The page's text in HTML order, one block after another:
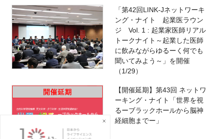
「第42回LINK-Jネットワーキ
ング・ナイト 起業医ラウン
ジ Vol. 1 : 起業家医師リアル
トークナイト～起業した医師
に飲みながらゆるーく何でも
聞いてみよう～」を開催
（1/29）
【開催延期】第43回 ネットワ
ーキング・ナイト「世界を視
るーブラックホールから脳神
経細胞までー」